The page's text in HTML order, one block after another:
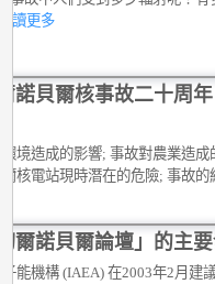
讀更多
諾貝爾核事故二十周
境造成的影響; 事故對農業造
核電站現時潛在的危險; 事故的
爾諾貝爾論壇」的主
能機構 (IAEA) 在2003年2月建